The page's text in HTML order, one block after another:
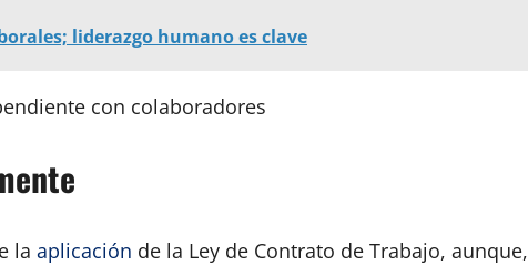
liderazgo humano es clave
con colaboradores
la aplicación de la Ley de Contrato de Trabajo, aunque,